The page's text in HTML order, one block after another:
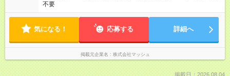
不要
気になる！ 応募する 詳細へ
掲載元企業名 株式会社マッシュ
掲載日：2026.08.04